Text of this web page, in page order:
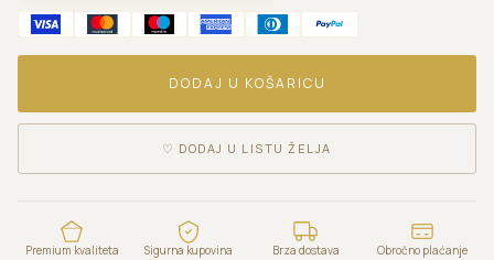
DODAJ U KOŠARICU
♡ DODAJ U LISTU ŽELJA
Premium kvaliteta Sigurna kupovina Brza dostava Obročno plaćanje